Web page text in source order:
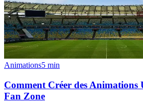
Animations5 min
Comment Créer des Animations
Fan Zone